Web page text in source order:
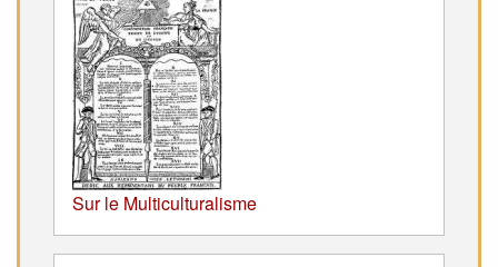
Sur le Multiculturalisme